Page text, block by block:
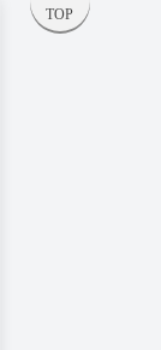
TOP